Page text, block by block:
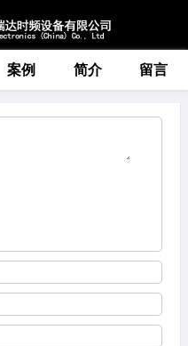
案例 简介 留言